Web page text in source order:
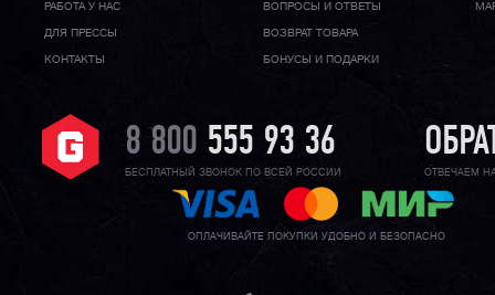
РАБОТА У НАС
ДЛЯ ПРЕССЫ
КОНТАКТЫ
ВОПРОСЫ И ОТВЕТЫ
ВОЗВРАТ ТОВАРА
БОНУСЫ И ПОДАРКИ
8 800 555 93 36
БЕСПЛАТНЫЙ ЗВОНОК ПО ВСЕЙ РОССИИ ОТВЕЧАЕМ
ОПЛАЧИВАЙТЕ ПОКУПКИ УДОБНО И БЕЗОПАСНО